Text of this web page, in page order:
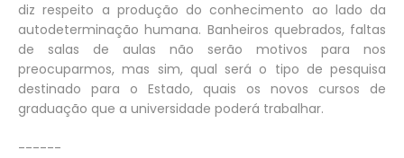
diz respeito a produção do conhecimento ao lado da
autodeterminação humana. Banheiros quebrados, faltas
de salas de aulas não serão motivos para nos
preocuparmos, mas sim, qual será o tipo de pesquisa
destinado para o Estado, quais os novos cursos de
graduação que a universidade poderá trabalhar.
------